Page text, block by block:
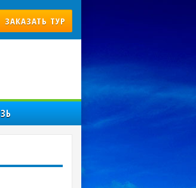
ЗАКАЗАТЬ ТУР